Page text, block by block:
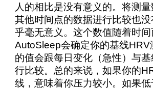
人的相比是没有意义的。将测
其他时间点的数据进行比较也
乎毫无意义。这个数值随着时间
AutoSleep会确定你的基线HRV
的值会跟每日变化（急性）与
行比较。总的来说，如果你的
线，意味着你压力较小。如果